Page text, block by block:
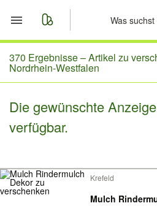
Start
Merkliste
Nachrichten
370 Ergebnisse –Artikel zu
Nordrhein-Westfalen
Die gewünschte
verfügbar.
Krefeld
Mulch